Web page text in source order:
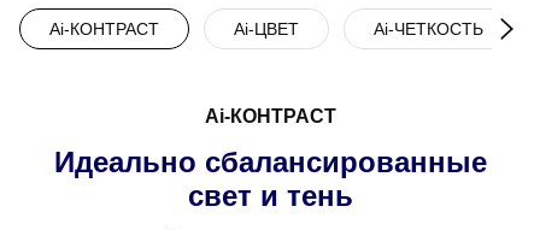
Ai-КОНТРАСТ Ai-ЦВЕТ Ai-ЧЕТКОСТЬ
Ai-КОНТРАСТ
Идеально сбалансированные
свет и тень